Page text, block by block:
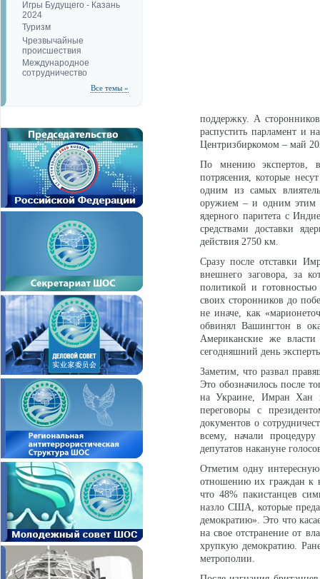
Игры Будущего - Казань
2024
Туризм
Чрезвычайные
происшествия
Международное
сотрудничество
Все темы »
поддержку. А
распустить парламент и
Центризбиркомом – май
По мнению экспертов,
потрясения, которые
одним из самых
оружием – и одним этим
ядерного паритета с
средствами доставки
действия 2750 км.
Сразу после отставки
внешнего заговора, за
политикой и
своих сторонников до
не иначе, как
обвинял Вашингтон в
Американские же
сегодняшний день
Заметим, что развал
Это обозначилось после
на Украине, Имран Хан
переговоры с
документов о
всему, начали
депутатов накануне
Отметим одну интересную
отношению их граждан к
что 48% пакистанцев
назло США, которые
демократию». Это что
на свое отстранение от
хрупкую демократию.
метрополии.